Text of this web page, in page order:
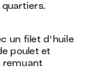
un filet d'huile
poulet et
remuant